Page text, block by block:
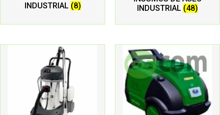
INDUSTRIAL (8)
INDUSTRIAL (48)